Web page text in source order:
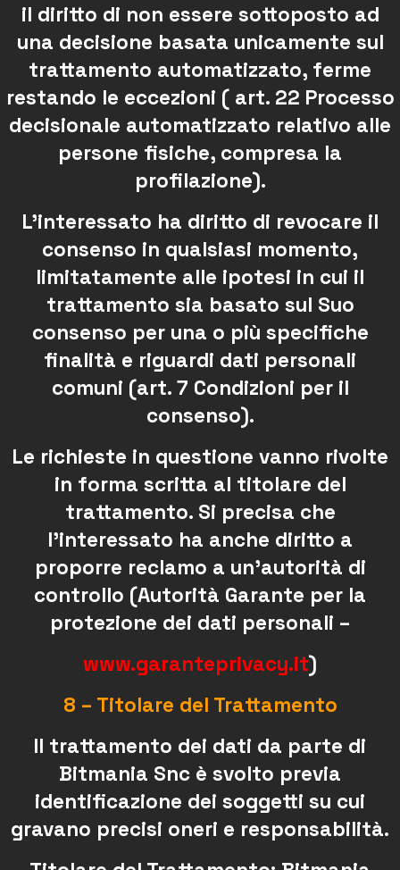
il diritto di non essere sottoposto ad
una decisione basata unicamente sul
trattamento automatizzato, ferme
restando le eccezioni ( art. 22 Processo
decisionale automatizzato relativo alle
persone fisiche, compresa la
profilazione).
L’interessato ha diritto di revocare il
consenso in qualsiasi momento,
limitatamente alle ipotesi in cui il
trattamento sia basato sul Suo
consenso per una o più specifiche
finalità e riguardi dati personali
comuni (art. 7 Condizioni per il
consenso).
Le richieste in questione vanno rivolte
in forma scritta al titolare del
trattamento. Si precisa che
l’interessato ha anche diritto a
proporre reclamo a un’autorità di
controllo (Autorità Garante per la
protezione dei dati personali –
www.garanteprivacy.it)
8 – Titolare del Trattamento
Il trattamento dei dati da parte di
Bitmania Snc è svolto previa
identificazione dei soggetti su cui
gravano precisi oneri e responsabilità.